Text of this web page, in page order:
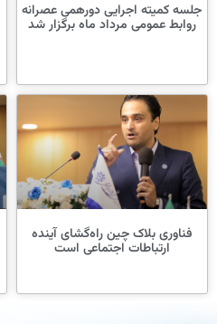
جلسه کمیته اجرایی دورهمی عصرانه
روابط عمومی مرداد ماه برگزار شد
فناوری بلاک چین راه‌گشای آینده
ارتباطات اجتماعی است